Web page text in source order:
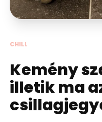
CHILL
Kemény
illetik ma